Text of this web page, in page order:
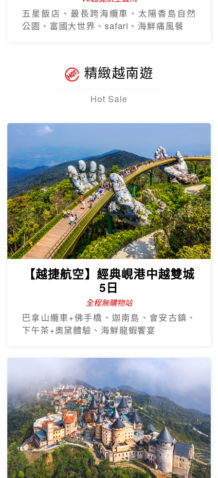
五星飯店、最長跨海纜車、太陽香島自然
公園、富國大世界、safari、海鮮痛風餐
精緻越南遊
Hot Sale
【越捷航空】經典峴港中越雙城
5日
全程無購物站
巴拿山纜車+佛手橋、迦南島、會安古鎮、
下午茶+奧黛體驗、海鮮龍蝦饗宴